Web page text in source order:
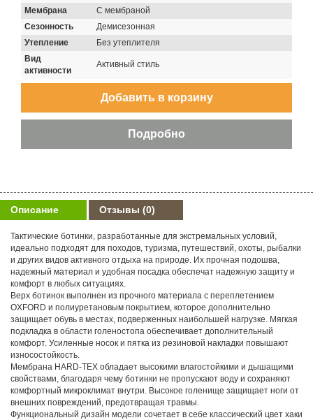
Мембрана
С мембраной
Сезонность
Демисезонная
Утепление
Без утеплителя
Вид
активности
Активный стиль
Описание Отзывы (0)
Тактические ботинки, разработанные для экстремальных условий,
идеально подходят для походов, туризма, путешествий, охоты, рыбалки
и других видов активного отдыха на природе. Их прочная подошва,
надежный материал и удобная посадка обеспечат надежную защиту и
комфорт в любых ситуациях.
Верх ботинок выполнен из прочного материала с переплетением
OXFORD и полиуретановым покрытием, которое дополнительно
защищает обувь в местах, подверженных наибольшей нагрузке. Мягкая
подкладка в области голеностопа обеспечивает дополнительный
комфорт. Усиленные носок и пятка из резиновой накладки повышают
износостойкость.
Мембрана HARD-TEX обладает высокими влагостойкими и дышащими
свойствами, благодаря чему ботинки не пропускают воду и сохраняют
комфортный микроклимат внутри. Высокое голенище защищает ноги от
внешних повреждений, предотвращая травмы.
Функциональный дизайн модели сочетает в себе классический цвет хаки